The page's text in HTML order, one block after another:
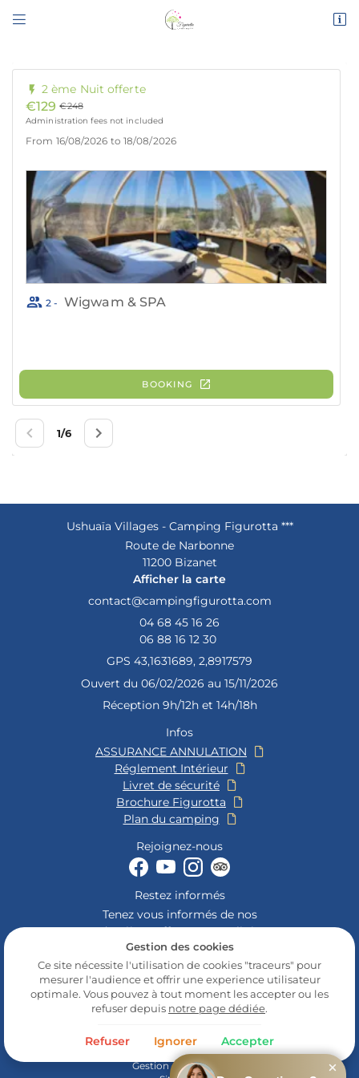

Services
Activités
et Valeurs

Une
06 88 16 12
04 68 45 16 26
 Adresse email de réception
En cochant cette case, vous consentez à recevoir nos propositions
commerciales à l'adresse email indiqué ci-dessus. Vous pouvez vous désinscrire
à tout moment en utilisantle formulaire de désinscription
Ushuaïa Villages - Camping Figurotta ***
Route de Narbonne
11200 Bizanet
Afficher la carte
04 68 45 16 26
06 88 16 12 30
GPS 43,1631689, 2,8917579
Ouvert du 06/02/2026 au 15/11/2026
Réception 9h/12h et 14h/18h
Infos
ASSURANCE ANNULATION
Réglement Intérieur
Livret de sécurité
Brochure Figurotta
Plan du camping
Rejoignez-nous
Restez informés
Tenez vous informés de nos
dernières offres et actualités
Conditions générales d'utilisation
Politique de confidentialité
Gestion des cookies
Gestion des cookies
Ce site nécessite l'utilisation de cookies "traceurs" pour
mesurer l'audience et offrir une experience utilisateur
optimale. Vous pouvez à tout moment les accepter ou les
refuser depuis notre page dédiée.
Refuser Ignorer Accepter